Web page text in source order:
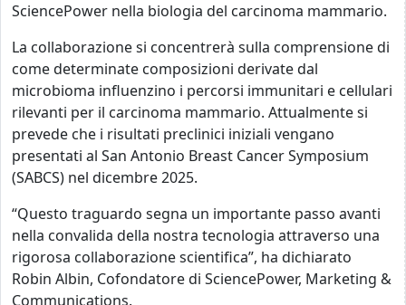
SciencePower nella biologia del carcinoma mammario.
La collaborazione si concentrerà sulla comprensione di
come determinate composizioni derivate dal
microbioma influenzino i percorsi immunitari e cellulari
rilevanti per il carcinoma mammario. Attualmente si
prevede che i risultati preclinici iniziali vengano
presentati al San Antonio Breast Cancer Symposium
(SABCS) nel dicembre 2025.
“Questo traguardo segna un importante passo avanti
nella convalida della nostra tecnologia attraverso una
rigorosa collaborazione scientifica”, ha dichiarato
Robin Albin, Cofondatore di SciencePower, Marketing &
Communications.